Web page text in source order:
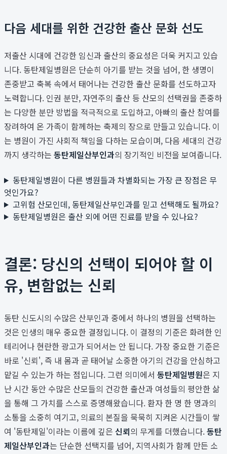
다음 세대를 위한 건강한 출산 문화 선도
저출산 시대에 건강한 임신과 출산의 중요성은 더욱 커지고 있습
니다. 동탄제일병원은 단순히 아기를 받는 것을 넘어, 한 생명이
존중받고 축복 속에서 태어나는 건강한 출산 문화를 선도하고자
노력합니다. 인권 분만, 자연주의 출산 등 산모의 선택권을 존중하
는 다양한 분만 방법을 적극적으로 도입하고, 아빠의 출산 참여를
장려하여 온 가족이 함께하는 축제의 장으로 만들고 있습니다. 이
는 병원이 가진 사회적 책임을 다하는 모습이며, 다음 세대의 건강
까지 생각하는 동탄제일산부인과의 장기적인 비전을 보여줍니다.
동탄제일병원이 다른 병원들과 차별화되는 가장 큰 장점은 무
엇인가요?
고위험 산모인데, 동탄제일산부인과를 믿고 선택해도 될까요?
동탄제일병원은 출산 외에 어떤 진료를 받을 수 있나요?
결론: 당신의 선택이 되어야 할 이
유, 변함없는 신뢰
동탄 신도시의 수많은 산부인과 중에서 하나의 병원을 선택하는
것은 인생의 매우 중요한 결정입니다. 이 결정의 기준은 화려한 인
테리어나 현란한 광고가 되어서는 안 됩니다. 가장 중요한 기준은
바로 '신뢰', 즉 내 몸과 곧 태어날 소중한 아기의 건강을 안심하고
맡길 수 있는가 하는 점입니다. 그런 의미에서 동탄제일병원은 지
난 시간 동안 수많은 산모들의 건강한 출산과 여성들의 평안한 삶
을 통해 그 가치를 스스로 증명해왔습니다. 환자 한 명 한 명과의
소통을 소중히 여기고, 의료의 본질을 묵묵히 지켜온 시간들이 쌓
여 '동탄제일'이라는 이름에 깊은 신뢰의 무게를 더했습니다.동탄
제일산부인과는 단순한 선택지를 넘어, 지역사회가 함께 만든 소